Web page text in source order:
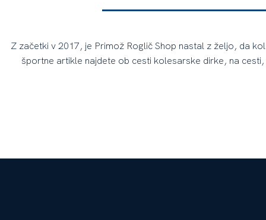
Z začetki v 2017, je Primož Roglič Shop nastal z željo, da
športne artikle najdete ob cesti kolesarske dirke, na